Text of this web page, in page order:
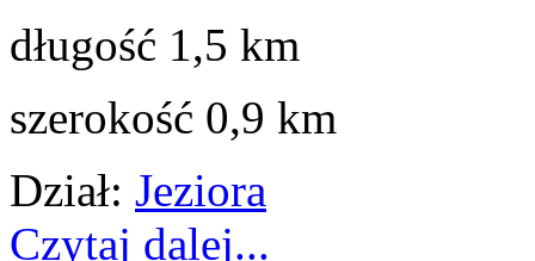
długość 1,5 km
szerokość 0,9 km
Dział: Jeziora
Czytaj dalej...